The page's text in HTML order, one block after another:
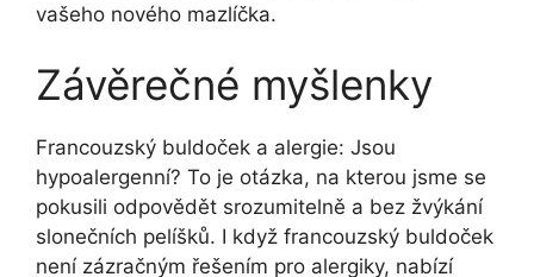
vašeho nového‍ mazlíčka.
Závěrečné myšlenky
Francouzský buldoček a alergie: Jsou
hypoalergenní? To je otázka, na⁤ kterou ​jsme se
pokusili odpovědět‌ srozumitelně a bez žvýkání
slonečních pelíšků. I když francouzský buldoček
není ‌zázračným řešením pro alergiky, nabízí